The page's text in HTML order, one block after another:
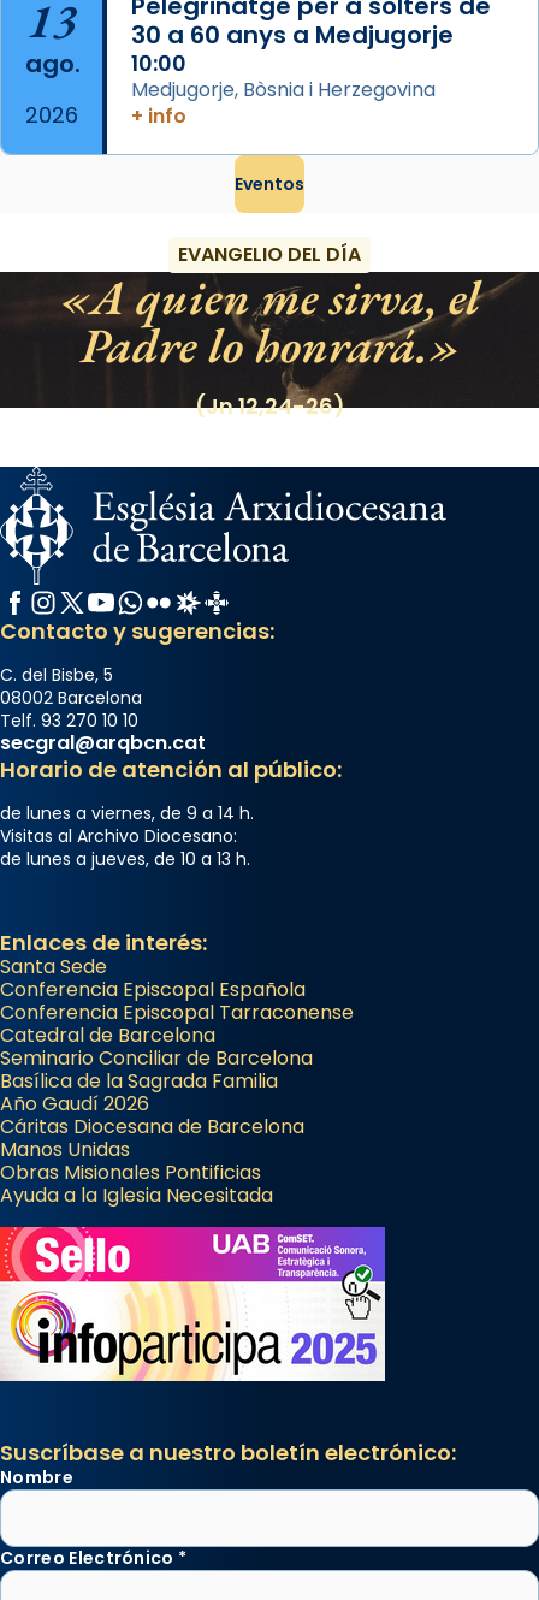
13
ago.
2026
30 a 60 anys a Medjugorje
10:00
Medjugorje, Bòsnia i Herzegovina
+ info
Eventos
EVANGELIO DEL DÍA
A quien me sirva, el
Padre lo honrará.
(Jn 12,24-26)
Facebook
Instagram
X / Twitter
YouTube
WhatsApp
FlickrRadio Estel
Catalunya Cristiana
Contacto y sugerencias:
C. del Bisbe, 5
08002 Barcelona
Telf. 93 270 10 10
secgral@arqbcn.cat
Horario de atención al público:
de lunes a viernes, de 9 a 14 h.
Visitas al Archivo Diocesano:
de lunes a jueves, de 10 a 13 h.
Enlaces de interés:
Santa Sede
Conferencia Episcopal Española
Conferencia Episcopal Tarraconense
Catedral de Barcelona
Seminario Conciliar de Barcelona
Basílica de la Sagrada Familia
Año Gaudí 2026
Cáritas Diocesana de Barcelona
Manos Unidas
Obras Misionales Pontificias
Ayuda a la Iglesia Necesitada
Suscríbase a nuestro boletín electrónico:
Nombre
Correo Electrónico *